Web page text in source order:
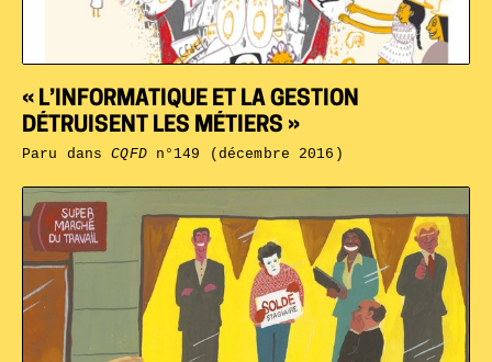
« L’INFORMATIQUE ET LA GESTION
DÉTRUISENT LES MÉTIERS »
Paru dansCQFDn°149 (décembre 2016)